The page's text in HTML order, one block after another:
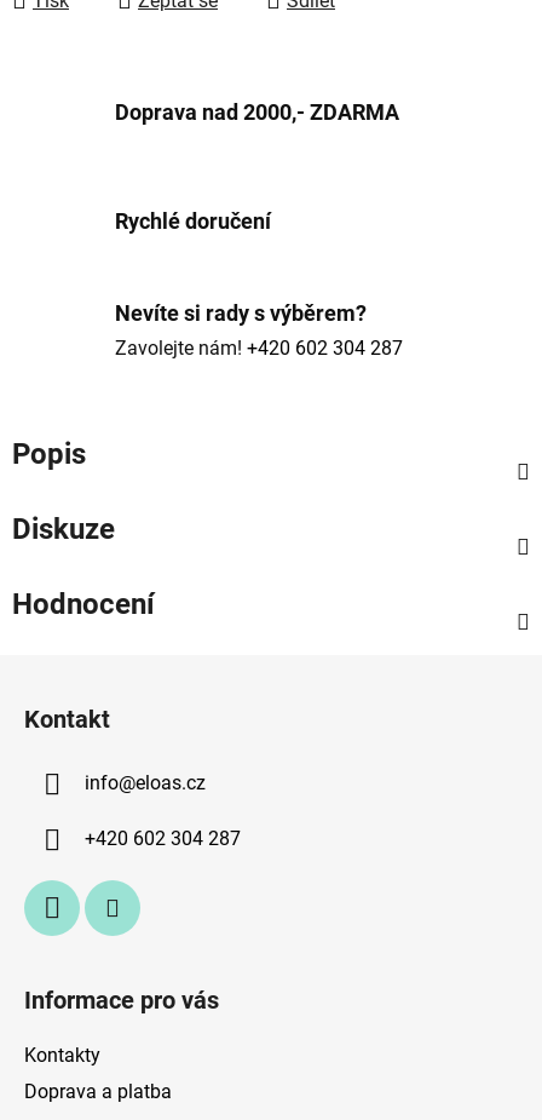
Doprava nad 2000,- ZDARMA
Rychlé doručení
Nevíte si rady s výběrem?
Zavolejte nám! +420 602 304 287
Popis
Diskuze
Hodnocení
Kontakt
info@eloas.cz
+420 602 304 287
Informace pro vás
Kontakty
Doprava a platba